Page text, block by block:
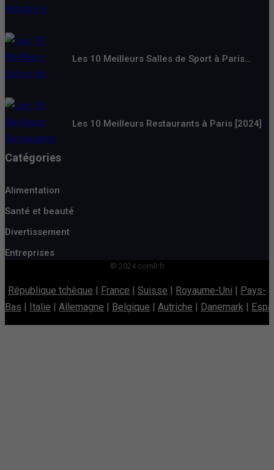
Les 10 Meilleurs Salles de Sport à Paris…
Les 10 Meilleurs Restaurants à Paris [2024]
Catégories
Alimentation
Santé et beauté
Divertissement
Entreprises
© 2024 comli.fr
République tchèque | France | Suisse | Royaume-Uni | Pays-
Bas | Italie | Allemagne | Belgique | Autriche | Danemark |